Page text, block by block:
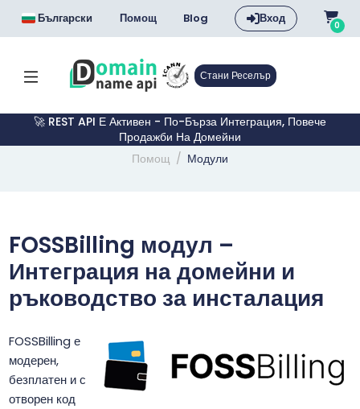
Български Помощ Blog Вход 0
Стани Реселър
🚀 REST API Е Активен - По-Бърза Интеграция, Повече
Продажби На Домейни
Помощ
Модули
FOSSBilling модул –
Интеграция на домейни и
ръководство за инсталация
FOSSBilling е
модерен,
безплатен и с
отворен код